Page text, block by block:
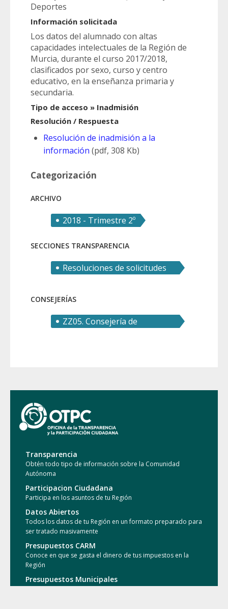
Deportes
Información solicitada
Los datos del alumnado con altas
capacidades intelectuales de la Región de
Murcia, durante el curso 2017/2018,
clasificados por sexo, curso y centro
educativo, en la enseñanza primaria y
secundaria.
Tipo de acceso » Inadmisión
Resolución / Respuesta
Resolución de inadmisión a la
información (pdf, 308 Kb)
Categorización
ARCHIVO
2018 - Trimestre 2º
SECCIONES TRANSPARENCIA
Resoluciones de solicitudes
CONSEJERÍAS
ZZ05. Consejería de
Transparencia
Obtén todo tipo de información sobre la Comunidad
Autónoma
Participacion Ciudadana
Participa en los asuntos de tu Región
Datos Abiertos
Todos los datos de tu Región en un formato preparado para
ser tratado masivamente
Presupuestos CARM
Conoce en que se gasta el dinero de tus impuestos en la
Región
Presupuestos Municipales
Conoce en que se gasta el dinero de tus impuestos en tu